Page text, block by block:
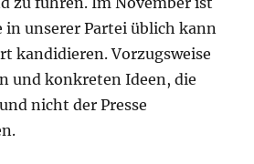
in unserer Partei üblich kann
kandidieren. Vorzugsweise
und konkreten Ideen, die
nicht der Presse